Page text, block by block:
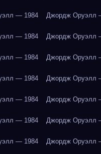
— 1984 Джордж Оруэлл
— 1984 Джордж Оруэлл
— 1984 Джордж Оруэлл
— 1984 Джордж Оруэлл
— 1984 Джордж Оруэлл
— 1984 Джордж Оруэлл
— 1984 Джордж Оруэлл